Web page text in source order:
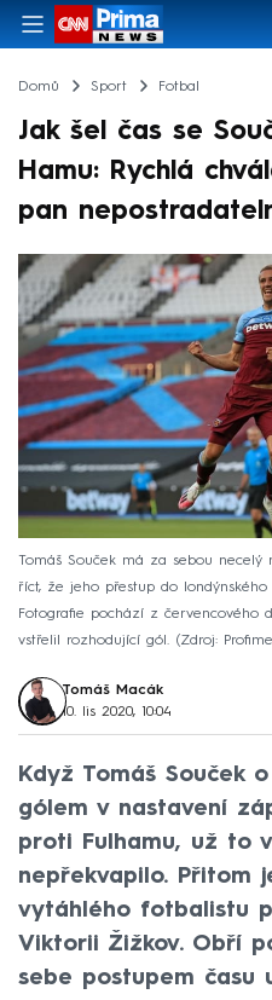
Domů Sport Fotbal
Jak šel čas se
Hamu: Rychlá
pan
Tomáš Souček má za sebou necelý
říct, že jeho přestup do
Fotografie pochází z červencového
vstřelil rozhodující gól.
Zdroj:
Tomáš Macák
10. lis 2020, 10:04
Když Tomáš Souček
gólem v nastavení
proti Fulhamu, už to
nepřekvapilo. Přitom
vytáhlého fotbalistu
Viktorii Žižkov. Obří
sebe postupem času